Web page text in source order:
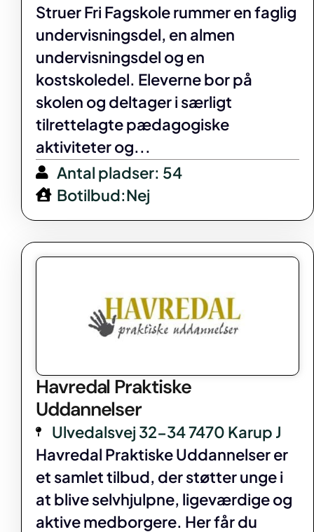
Struer Fri Fagskole rummer en faglig
undervisningsdel, en almen
undervisningsdel og en
kostskoledel. Eleverne bor på
skolen og deltager i særligt
tilrettelagte pædagogiske
aktiviteter og...
Antal pladser: 54
Botilbud:Nej
Havredal Praktiske
Uddannelser
Ulvedalsvej 32-34 7470 Karup J
Havredal Praktiske Uddannelser er
et samlet tilbud, der støtter unge i
at blive selvhjulpne, ligeværdige og
aktive medborgere. Her får du